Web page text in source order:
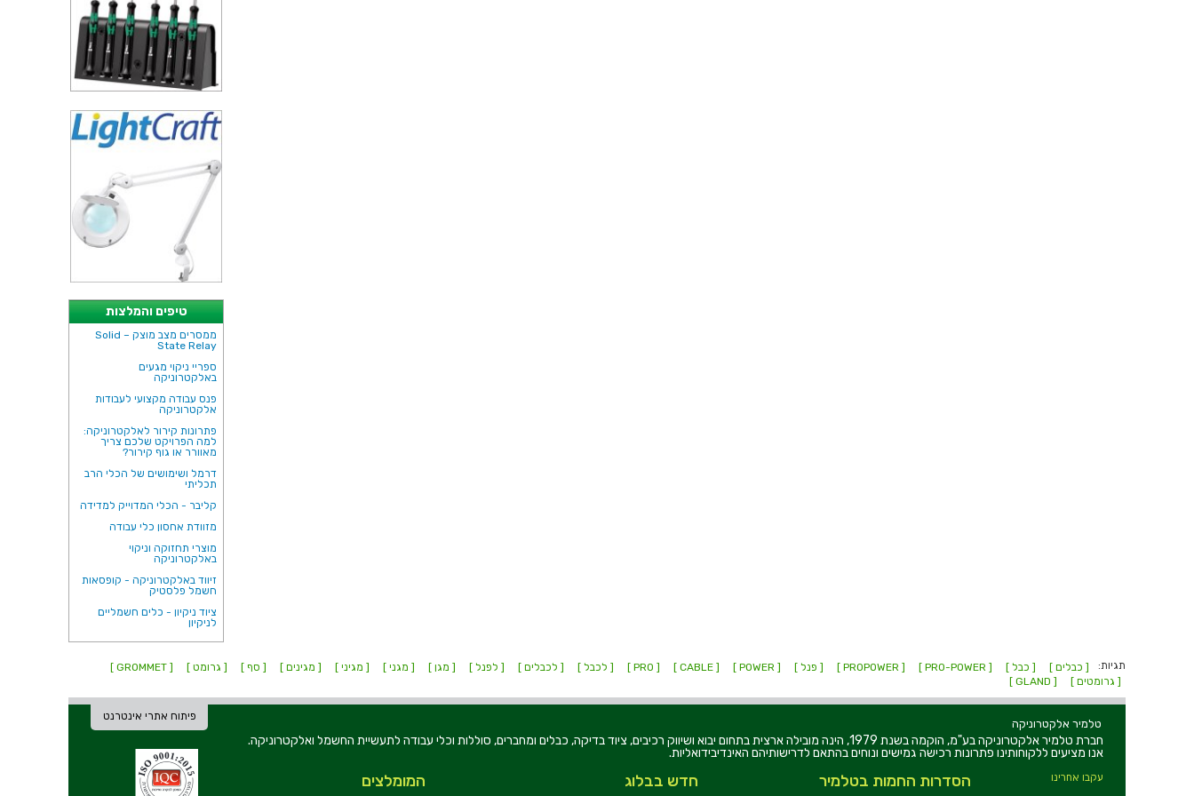
טיפים והמלצות
ממסרים מצב מוצק – Solid
State Relay
ספריי ניקוי מגעים
באלקטרוניקה
פנס עבודה מקצועי לעבודות
אלקטרוניקה
פתרונות קירור לאלקטרוניקה:
למה הפרויקט שלכם צריך
מאוורר או גוף קירור?
דרמל ושימושים של הכלי הרב
תכליתי
קליבר - הכלי המדוייק למדידה
מזוודת אחסון כלי עבודה
מוצרי תחזוקה וניקוי
באלקטרוניקה
זיווד באלקטרוניקה - קופסאות
חשמל פלסטיק
ציוד ניקיון - כלים חשמליים
לניקיון
תגיות: [ כבלים ] [ כבל ] [ PRO-POWER ]
[ PROPOWER ] [ פנל ] [ POWER ]
[ CABLE ]
[ PRO ] [ לכבל ] [ לכבלים ] [ לפנל ] [ מגן ] [ מגני ] [ מגיני ] [ מגינים ] [ סף ] [ גרומט ]
[ GROMMET ]
[ גרומטים ]
[ GLAND ]
פיתוח אתרי אינטרנט
טלמיר אלקטרוניקה
חברת טלמיר אלקטרוניקה בע"מ, הוקמה בשנת 1979, הינה מובילה ארצית בתחום יבוא ושיווק רכיבים, ציוד בדיקה, כבלים ומחברים, סוללות וכלי עבודה לתעשיית החשמל ואלקטרוניקה.
אנו מציעים ללקוחותינו פתרונות רכישה גמישים ונוחים בהתאם לדרישותיהם האינדיבידואליות.
עקבו אחרינו המומלצים חדש בבלוג הסדרות החמות בטלמיר